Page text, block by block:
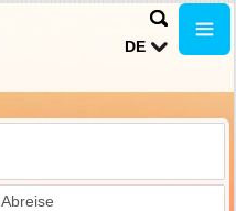
DE
Abreise